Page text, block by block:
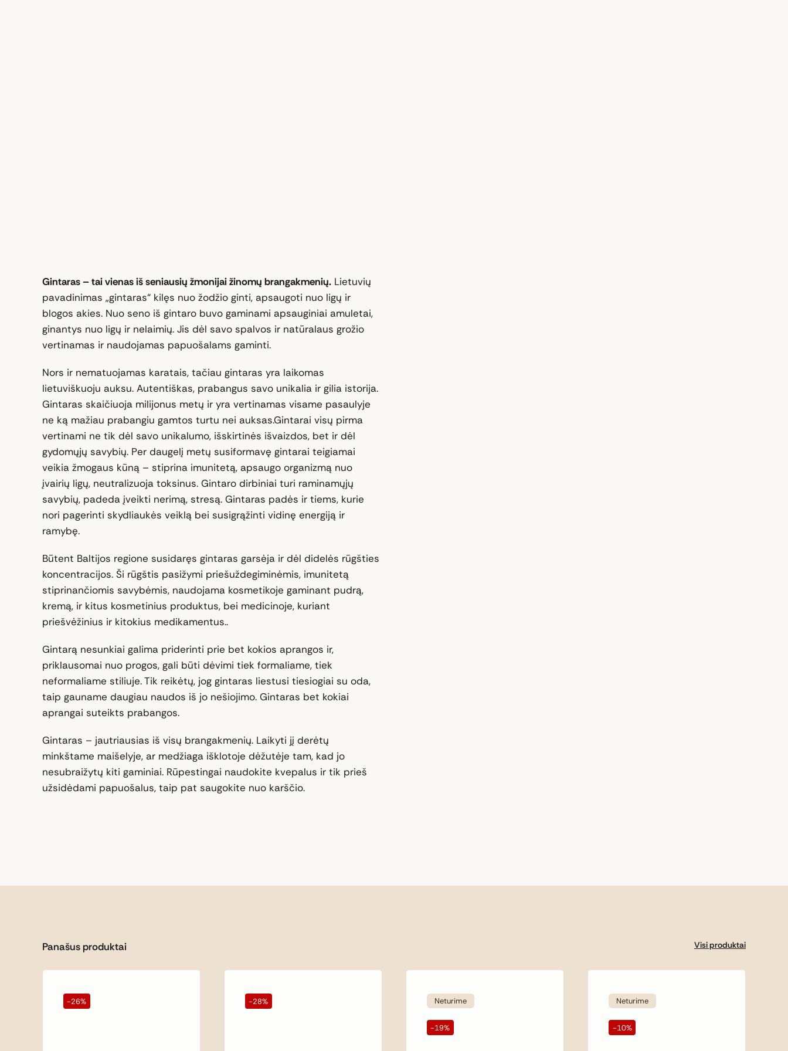
Gintaras – tai vienas iš seniausių žmonijai žinomų brangakmenių.Lietuvių
pavadinimas „gintaras“ kilęs nuo žodžio ginti, apsaugoti nuo ligų ir
blogos akies. Nuo seno iš gintaro buvo gaminami apsauginiai amuletai,
ginantys nuo ligų ir nelaimių. Jis dėl savo spalvos ir natūralaus grožio
vertinamas ir naudojamas papuošalams gaminti.
Nors ir nematuojamas karatais, tačiau gintaras yra laikomas
lietuviškuoju auksu. Autentiškas, prabangus savo unikalia ir gilia istorija.
Gintaras skaičiuoja milijonus metų ir yra vertinamas visame pasaulyje
ne ką mažiau prabangiu gamtos turtu nei auksas.Gintarai visų pirma
vertinami ne tik dėl savo unikalumo, išskirtinės išvaizdos, bet ir dėl
gydomųjų savybių. Per daugelį metų susiformavę gintarai teigiamai
veikia žmogaus kūną – stiprina imunitetą, apsaugo organizmą nuo
įvairių ligų, neutralizuoja toksinus. Gintaro dirbiniai turi raminamųjų
savybių, padeda įveikti nerimą, stresą. Gintaras padės ir tiems, kurie
nori pagerinti skydliaukės veiklą bei susigrąžinti vidinę energiją ir
ramybę.
Būtent Baltijos regione susidaręs gintaras garsėja ir dėl didelės rūgšties
koncentracijos. Ši rūgštis pasižymi priešuždegiminėmis, imunitetą
stiprinančiomis savybėmis, naudojama kosmetikoje gaminant pudrą,
kremą, ir kitus kosmetinius produktus, bei medicinoje, kuriant
priešvėžinius ir kitokius medikamentus..
Gintarą nesunkiai galima priderinti prie bet kokios aprangos ir,
priklausomai nuo progos, gali būti dėvimi tiek formaliame, tiek
neformaliame stiliuje. Tik reikėtų, jog gintaras liestusi tiesiogiai su oda,
taip gauname daugiau naudos iš jo nešiojimo. Gintaras bet kokiai
aprangai suteikts prabangos.
Gintaras – jautriausias iš visų brangakmenių. Laikyti jį derėtų
minkštame maišelyje, ar medžiaga išklotoje dėžutėje tam, kad jo
nesubraižytų kiti gaminiai. Rūpestingai naudokite kvepalus ir tik prieš
užsidėdami papuošalus, taip pat saugokite nuo karščio.
Panašus produktai Visi produktai
-26% -28% Neturime
-19%
Neturime
-10%